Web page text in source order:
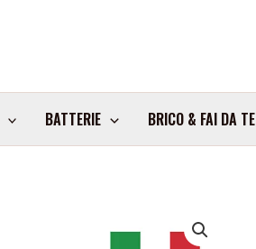
BATTERIE BRICO & FAI DA TE